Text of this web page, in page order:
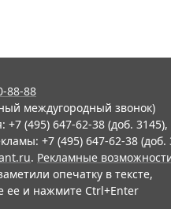
88-88
междугородный звонок)
+7 (495) 647-62-38 (доб. 3145),
+7 (495) 647-62-38 (доб.
. Рекламные
опечатку в тексте,
ее и нажмите Ctrl+Enter